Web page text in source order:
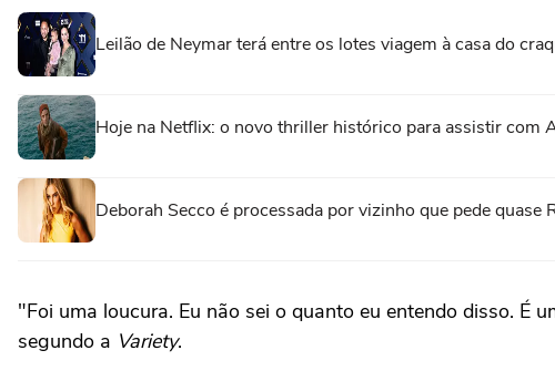
Leilão de Neymar terá entre os lotes viagem à casa do
Hoje na Netflix: o novo thriller histórico para assistir com
Deborah Secco é processada por vizinho que pede quase
"Foi uma loucura. Eu não sei o quanto eu entendo disso. É
segundo a Variety.